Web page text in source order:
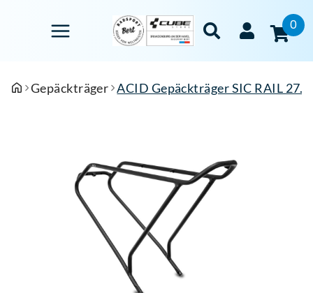
0
Gepäckträger ACID Gepäckträger SIC RAIL